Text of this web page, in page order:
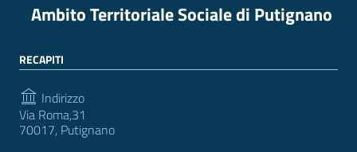
Ambito Territoriale Sociale di Putignano
RECAPITI
Indirizzo
Via Roma,31
70017, Putignano